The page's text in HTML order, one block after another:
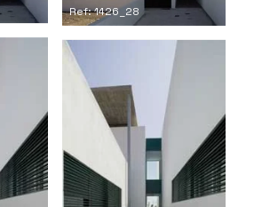
Ref: 1426_28